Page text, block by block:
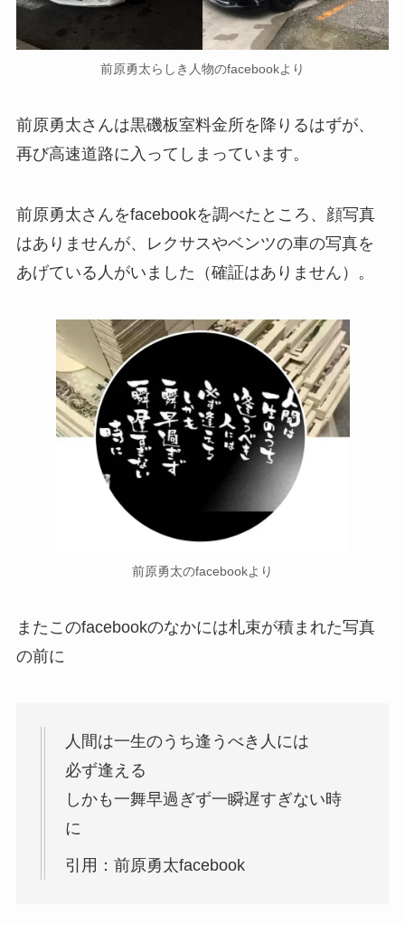
前原勇太らしき人物のfacebookより
前原勇太さんは黒磯板室料金所を降りるはずが、
再び高速道路に入ってしまっています。
前原勇太さんをfacebookを調べたところ、顔写真
はありませんが、レクサスやベンツの車の写真を
あげている人がいました（確証はありません）。
前原勇太のfacebookより
またこのfacebookのなかには札束が積まれた写真
の前に
人間は一生のうち逢うべき人には
必ず逢える
しかも一舞早過ぎず一瞬遅すぎない時
に
引用：前原勇太facebook